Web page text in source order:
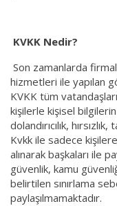
KVKK Nedir?
Son zamanlarda
hizmetleri ile yapılan
KVKK tüm
kişilerle kişisel
dolandırıcılık,
Kvkk ile sadece
alınarak başkaları ile
güvenlik, kamu
belirtilen sınırlama
paylaşılmamaktadır.